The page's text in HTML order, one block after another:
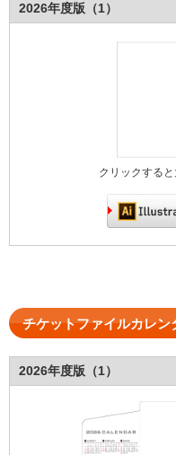
2026年度版（1）
クリックする
チケットファイルカレン
2026年度版（1）